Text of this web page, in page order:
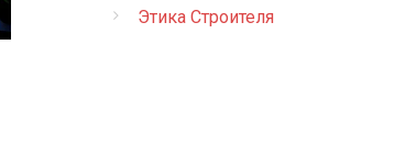
Этика Строителя